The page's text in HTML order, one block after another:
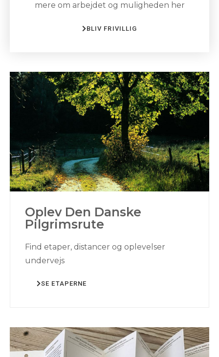
mere om arbejdet og muligheden her
BLIV FRIVILLIG
Oplev Den Danske
Pilgrimsrute
Find etaper, distancer og oplevelser
undervejs
SE ETAPERNE